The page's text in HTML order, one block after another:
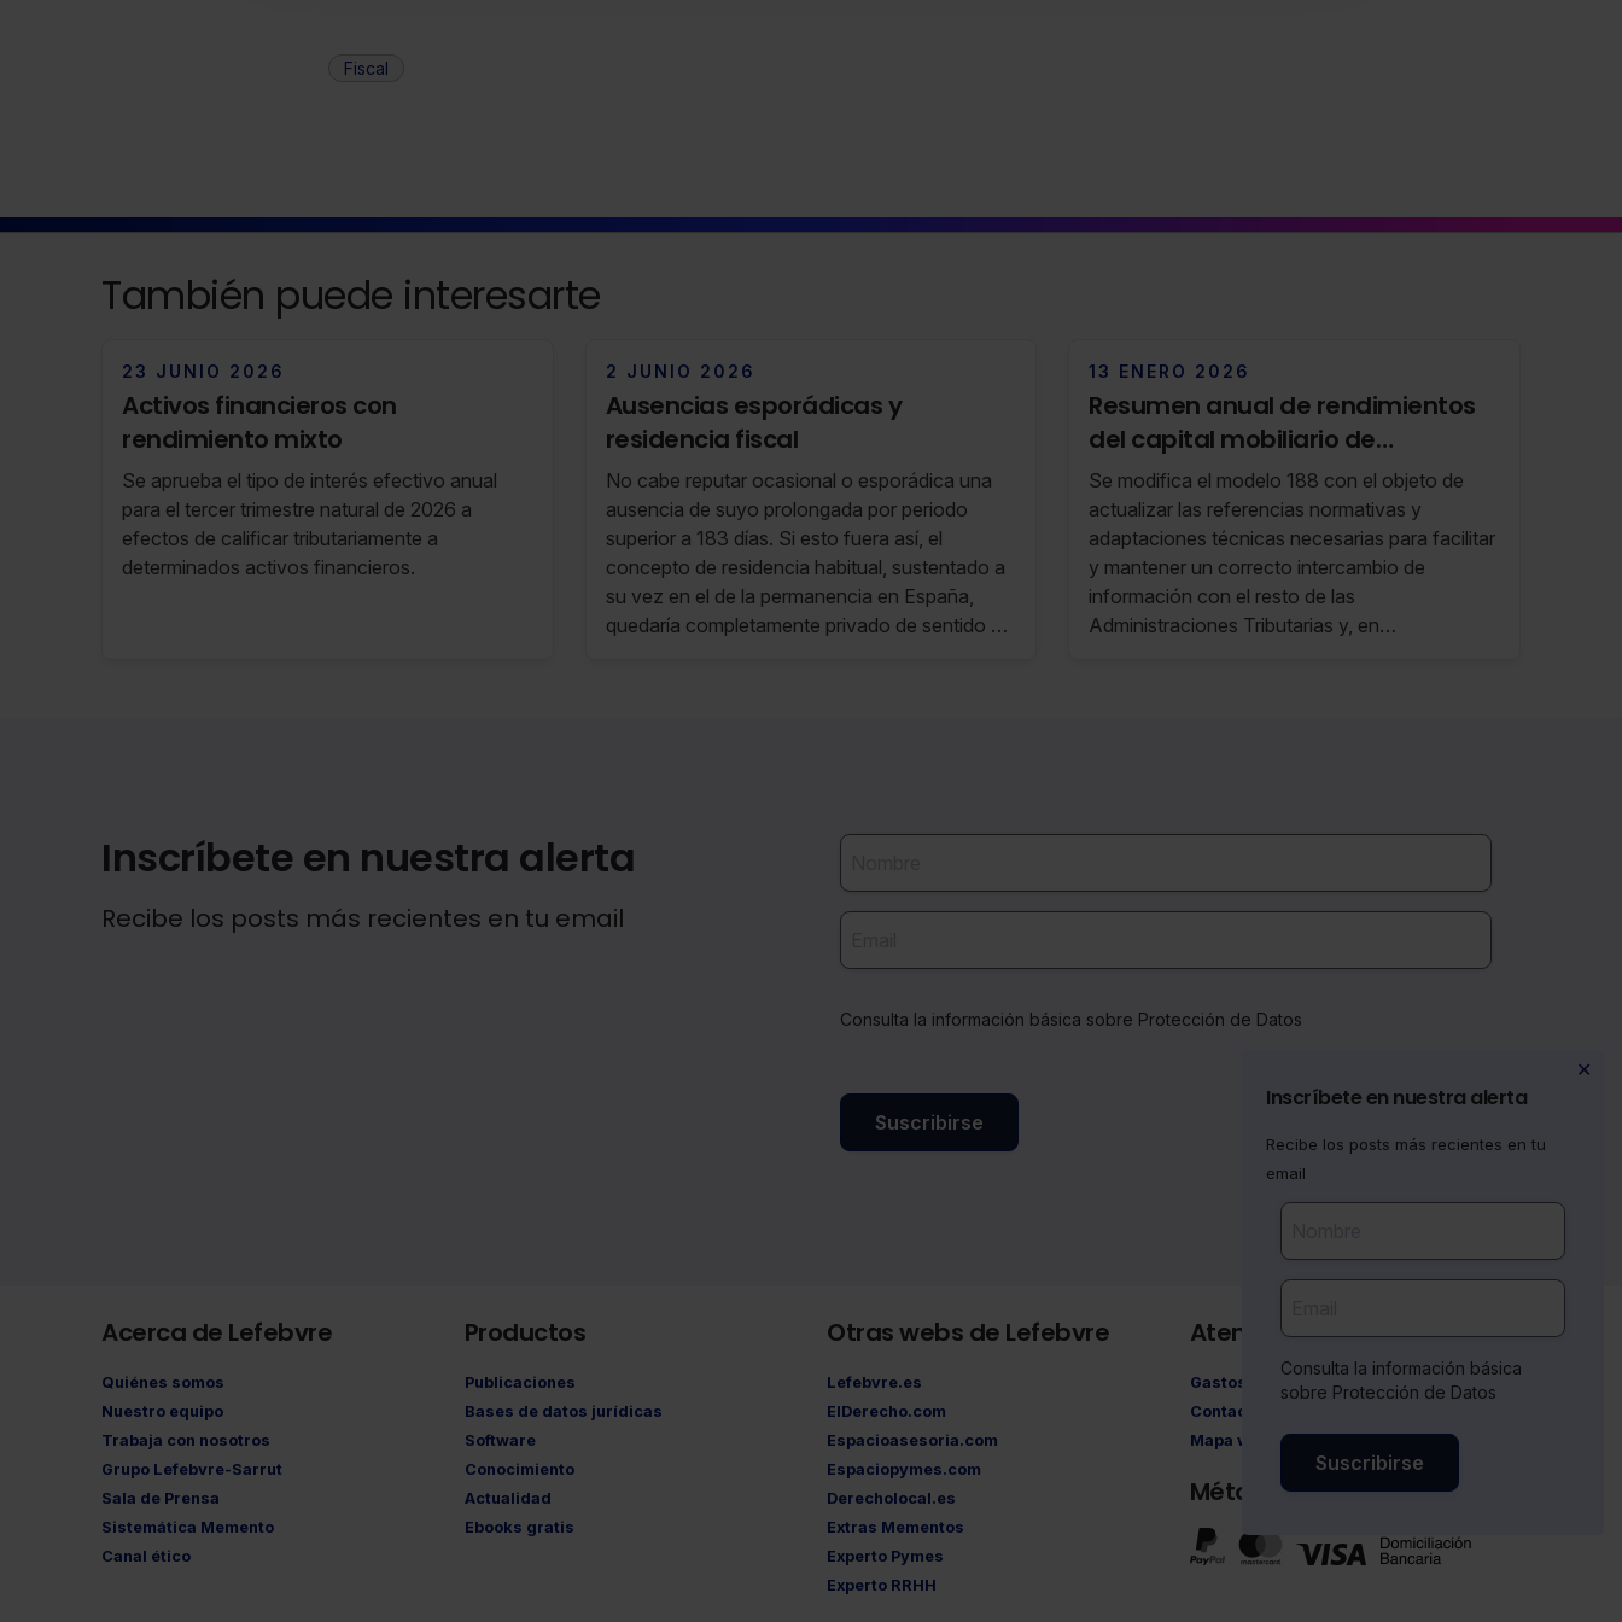
Fiscal
También puede interesarte
23 JUNIO 2026
Activos financieros con
rendimiento mixto
Se aprueba el tipo de interés efectivo anual
para el tercer trimestre natural de 2026 a
efectos de calificar tributariamente a
determinados activos financieros.
2 JUNIO 2026
Ausencias esporádicas y
residencia fiscal
No cabe reputar ocasional o esporádica una
ausencia de suyo prolongada por periodo
superior a 183 días. Si esto fuera así, el
concepto de residencia habitual, sustentado a
su vez en el de la permanencia en España,
quedaría completamente privado de sentido y
13 ENERO 2026
Resumen anual de rendimientos
del capital mobiliario de
operaciones de capitalización y
de contratos de seguro de vida o
invalidez en el IRPF de Araba
Se modifica el modelo 188 con el objeto de
actualizar las referencias normativas y
adaptaciones técnicas necesarias para facilitar
y mantener un correcto intercambio de
información con el resto de las
Administraciones Tributarias y, en
Inscríbete en nuestra alerta
Recibe los posts más recientes en tu email
Consulta la información básica sobre Protección de Datos
Suscribirse
✕
Inscríbete en nuestra alerta
Recibe los posts más recientes en tu
email
Consulta la información básica
sobre Protección de Datos
Suscribirse
Acerca de Lefebvre
Quiénes somos
Nuestro equipo
Trabaja con nosotros
Grupo Lefebvre-Sarrut
Sala de Prensa
Sistemática Memento
Canal ético
Productos
Publicaciones
Bases de datos jurídicas
Software
Conocimiento
Actualidad
Ebooks gratis
Otras webs de Lefebvre
Lefebvre.es
ElDerecho.com
Espacioasesoria.com
Espaciopymes.com
Derecholocal.es
Extras Mementos
Experto Pymes
Experto RRHH
Atención al cliente
Gastos de envío
Contacto
Mapa web
Métodos de pago